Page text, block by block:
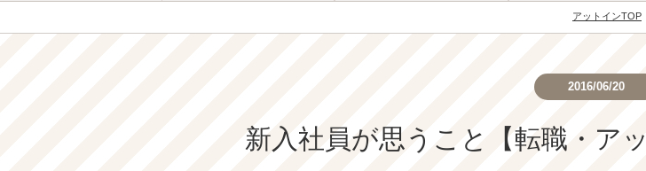
アットインTOP
2016/06/20
新入社員が思うこと【転職・ア